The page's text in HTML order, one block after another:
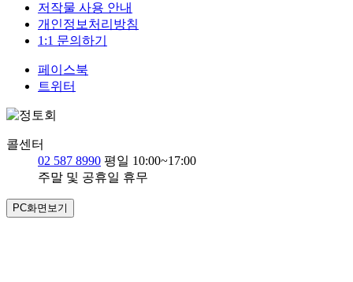
저작물 사용 안내
개인정보처리방침
1:1 문의하기
페이스북
트위터
콜센터
02 587 8990 평일 10:00~17:00
주말 및 공휴일 휴무
PC화면보기